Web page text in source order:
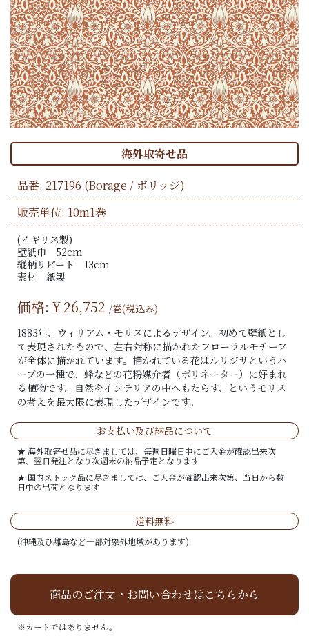
海外取寄せ品
品番: 217196 (Borage / ボリッジ)
販売単位: 10m1巻
(イギリス製)
壁紙巾 52cm
縦柄リピート 13cm
素材 紙製
価格: ¥26,752 /巻(税込み)
1883年、ウィリアム・モリスによるデザイン。初めて壁紙とし
て表現されたもので、左右対称に描かれたフローラルモチーフ
が全体に描かれています。描かれている花はルリジサというハ
ーブの一種で、蜂などの花粉媒介者（ポリネーター）に好まれ
る植物です。自然をインテリアの中へもたらす、というモリス
の考えを最大限に表現したデザインです。
お支払い及び納品について
★ 海外取寄せ品に尽きましては、毎週日曜日中にご入金が確認出来次
第、翌日発注となり次週末の納品予定となります
★ 国内ストック品に尽きましては、ご入金が確認出来次第、当日から数
日中の出荷となります
送料無料
(沖縄及び離島など一部対象外地域があります)
商品のご注文・お問い合わせはこちらから
※カートではありません。